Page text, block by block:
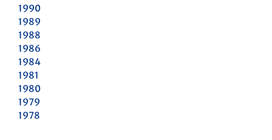
1990
1989
1988
1986
1984
1981
1980
1979
1978